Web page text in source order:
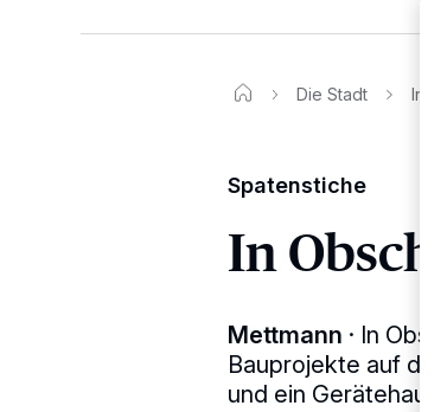
Die Stadt In
Spatenstiche
In
Mettmann · In
Bauprojekte auf
und ein Gerätehaus